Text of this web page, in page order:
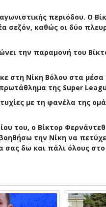
περιόδου. Ο
σεζόν, καθώς οι δύο
την παραμονή του
στη Νίκη Βόλου στα
της Super
με τη φανέλα της
του, ο Βίκτορ
την Νίκη να
δω και πάλι όλους